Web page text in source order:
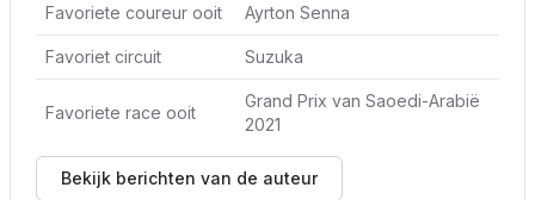
Favoriete coureur ooit Ayrton Senna
Favoriet circuit Suzuka
Favoriete race ooit
Grand Prix van Saoedi-Arabië
2021
Bekijk berichten van de auteur